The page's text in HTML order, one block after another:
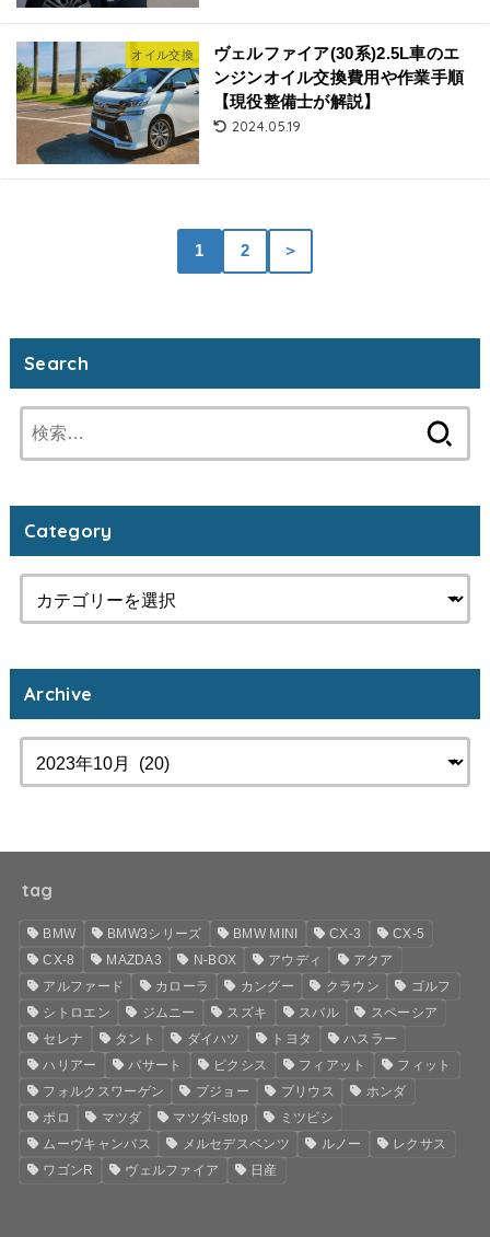
オイル交換
ヴェルファイア(30系)2.5L車のエ
ンジンオイル交換費用や作業手順
【現役整備士が解説】
2024.05.19
1 2 ＞
Search
索:
Category
Archive
tag
BMW BMW3シリーズ BMW MINI CX-3
CX-5
CX-8
MAZDA3 N-BOX アウディ
アクア
アルファード
カローラ カングー クラウン
ゴルフ
シトロエン
ジムニー スズキ スバル
スペーシア
セレナ
タント ダイハツ トヨタ
ハスラー
ハリアー
パサート ピクシス フィアット
フィット
フォルクスワーゲン
プジョー プリウス
ホンダ
ポロ
マツダ マツダi-stop
ミツビシ
ムーヴキャンバス
メルセデスベンツ ルノー
レクサス
ワゴンR
ヴェルファイア 日産